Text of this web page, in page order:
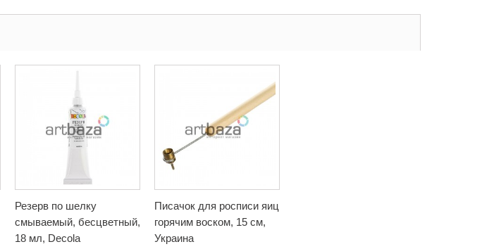
Резерв по шелку
смываемый, бесцветный,
18 мл, Decola
Писачок для росписи яиц
горячим воском, 15 см,
Украина